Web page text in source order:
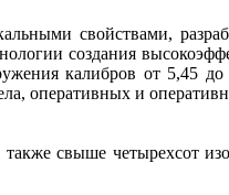
свойствами,
создания
калибров от 5,45
оперативных и
свыше четырехсот